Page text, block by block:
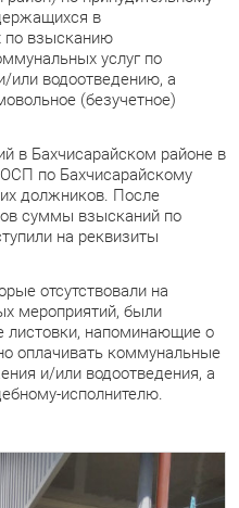
в
по взысканию
услуг по
или водоотведению, а
(безучетное)
в Бахчисарайском районе в
по Бахчисарайскому
должников. После
суммы взысканий по
на реквизиты
отсутствовали на
мероприятий, были
напоминающие о
оплачивать коммунальные
и/или водоотведения, а
исполнителю.